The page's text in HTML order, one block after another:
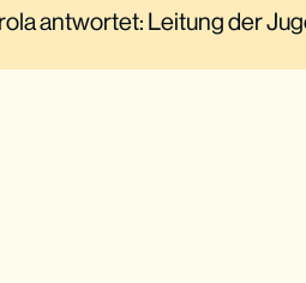
antwortet: Leitung der